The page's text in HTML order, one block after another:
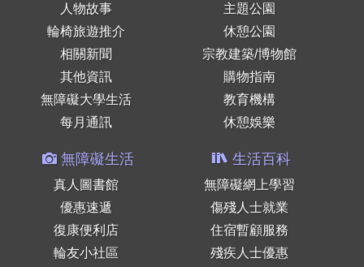
人物故事
輪椅旅遊推介
相關新聞
其他資訊
無障礙大學生活
每月通訊
主題公園
休憩公園
宗教建築/博物館
購物指南
教育機構
休憩娛樂
無障礙生活
真人圖書館
優惠速遞
復康便利店
輪友小社區
生活百科
無障礙網上學習
傷殘人士就業
住宿暫顧服務
殘疾人士優惠